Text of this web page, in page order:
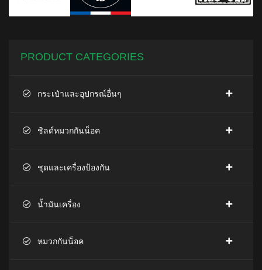
PRODUCT CATEGORIES
กระเป๋าและอุปกรณ์อื่นๆ
ชิลด์หมวกกันน็อค
ชุดและเครื่องป้องกัน
น้ำมันเครื่อง
หมวกกันน็อค